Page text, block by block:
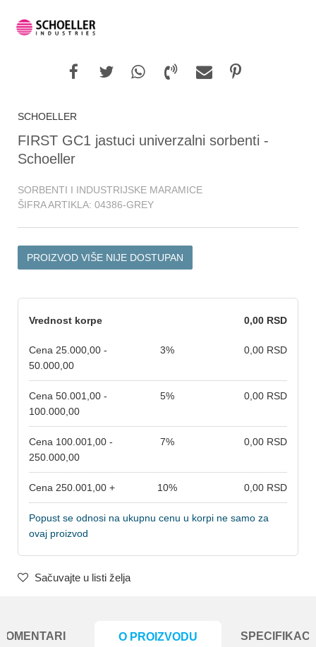
SCHOELLER
FIRST GC1 jastuci univerzalni sorbenti -
Schoeller
SORBENTI I INDUSTRIJSKE MARAMICE
ŠIFRA ARTIKLA: 04386-GREY
PROIZVOD VIŠE NIJE DOSTUPAN
Vrednost korpe 0,00 RSD
Cena 25.000,00 -
50.000,00
3% 0,00 RSD
Cena 50.001,00 -
100.000,00
5% 0,00 RSD
Cena 100.001,00 -
250.000,00
7% 0,00 RSD
Cena 250.001,00 + 10% 0,00 RSD
Popust se odnosi na ukupnu cenu u korpi ne samo za
ovaj proizvod
Sačuvajte u listi želja
O PROIZVODU